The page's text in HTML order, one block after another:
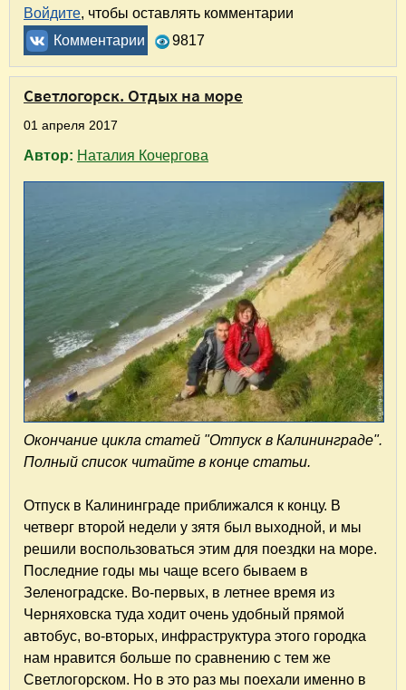
Войдите, чтобы оставлять комментарии
Комментарии
9817
Светлогорск. Отдых на море
01 апреля 2017
Автор: Наталия Кочергова
Окончание цикла статей "Отпуск в Калининграде".
Полный список читайте в конце статьи.
Отпуск в Калининграде приближался к концу. В
четверг второй недели у зятя был выходной, и мы
решили воспользоваться этим для поездки на море.
Последние годы мы чаще всего бываем в
Зеленоградске. Во-первых, в летнее время из
Черняховска туда ходит очень удобный прямой
автобус, во-вторых, инфраструктура этого городка
нам нравится больше по сравнению с тем же
Светлогорском. Но в это раз мы поехали именно в